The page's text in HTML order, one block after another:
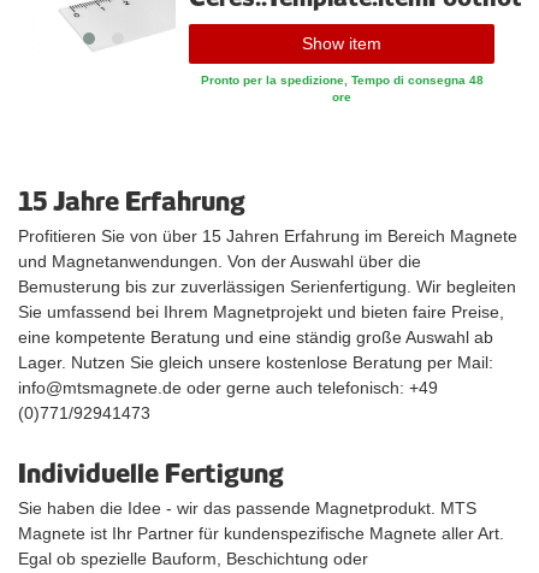
Show item
Pronto per la spedizione, Tempo di consegna 48
ore
15 Jahre Erfahrung
Profitieren Sie von über 15 Jahren Erfahrung im Bereich Magnete
und Magnetanwendungen. Von der Auswahl über die
Bemusterung bis zur zuverlässigen Serienfertigung. Wir begleiten
Sie umfassend bei Ihrem Magnetprojekt und bieten faire Preise,
eine kompetente Beratung und eine ständig große Auswahl ab
Lager. Nutzen Sie gleich unsere kostenlose Beratung per Mail:
info@mtsmagnete.de oder gerne auch telefonisch: +49
(0)771/92941473
Individuelle Fertigung
Sie haben die Idee - wir das passende Magnetprodukt. MTS
Magnete ist Ihr Partner für kundenspezifische Magnete aller Art.
Egal ob spezielle Bauform, Beschichtung oder